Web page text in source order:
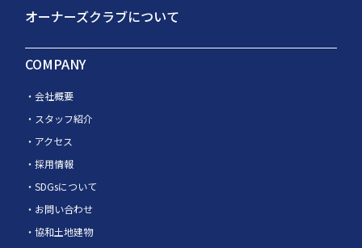
オーナーズクラブについて
COMPANY
会社概要
スタッフ紹介
アクセス
採用情報
SDGsについて
お問い合わせ
協和土地建物